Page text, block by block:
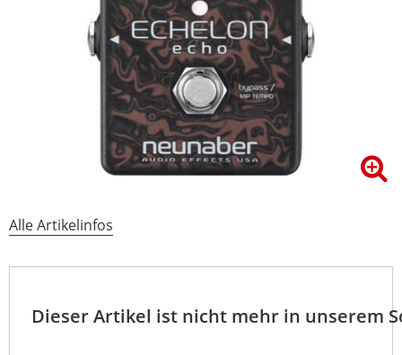
Alle Artikelinfos
Dieser Artikel ist nicht mehr in unserem